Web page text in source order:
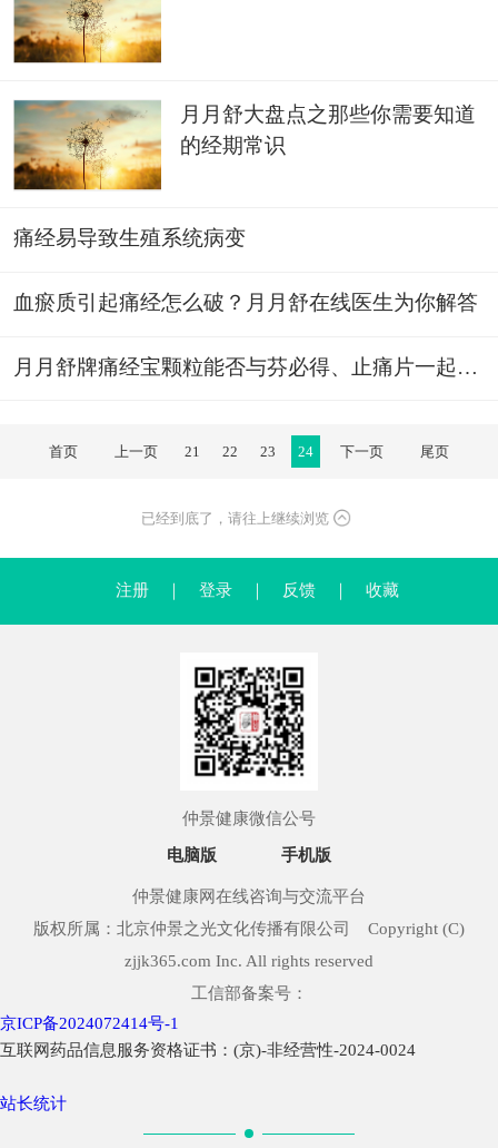
月月舒大盘点之那些你需要知道
的经期常识
痛经易导致生殖系统病变
血瘀质引起痛经怎么破？月月舒在线医生为你解答
月月舒牌痛经宝颗粒能否与芬必得、止痛片一起服用治疗痛经？
首页 上一页 21 22 23 24 下一页 尾页
已经到底了，请往上继续浏览
注册 登录 反馈 收藏
仲景健康微信公号
电脑版 手机版
仲景健康网在线咨询与交流平台
版权所属：北京仲景之光文化传播有限公司 Copyright (C)
zjjk365.com Inc. All rights reserved
工信部备案号：
京ICP备2024072414号-1
互联网药品信息服务资格证书：(京)-非经营性-2024-0024
站长统计